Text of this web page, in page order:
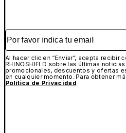
Por favor indica tu email
Al hacer clic en “Enviar”, acepta recibir
RHINOSHIELD sobre las últimas
promocionales, descuentos y ofertas
en cualquier momento. Para obtener
Política de Privacidad